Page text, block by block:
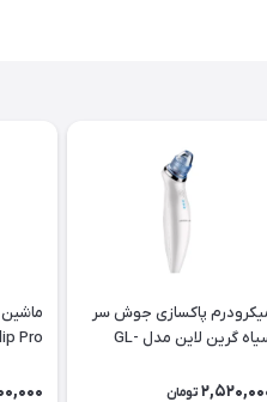
پاکسازی جوش سر
سیاه گرین لاین مدل GL-
تومان
Pro